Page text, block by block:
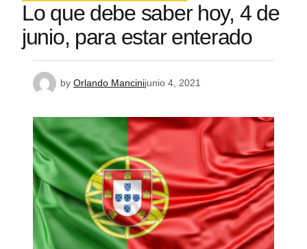
Lo que debe saber hoy, 4 de
junio, para estar enterado
by Orlando Mancinijunio 4, 2021